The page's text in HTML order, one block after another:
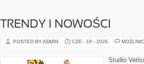
TRENDY I NOWOŚCI
POSTED BY ADMIN CZE - 19 - 2026
Studio